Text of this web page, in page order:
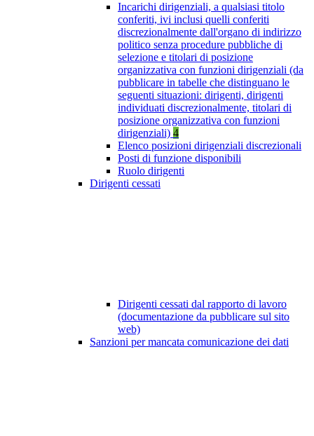
Incarichi dirigenziali, a qualsiasi titolo
conferiti, ivi inclusi quelli conferiti
discrezionalmente dall'organo di indirizzo
politico senza procedure pubbliche di
selezione e titolari di posizione
organizzativa con funzioni dirigenziali (da
pubblicare in tabelle che distinguano le
seguenti situazioni: dirigenti, dirigenti
individuati discrezionalmente, titolari di
posizione organizzativa con funzioni
dirigenziali) 4
Elenco posizioni dirigenziali discrezionali
Posti di funzione disponibili
Ruolo dirigenti
Dirigenti cessati
Dirigenti cessati dal rapporto di lavoro
(documentazione da pubblicare sul sito
web)
Sanzioni per mancata comunicazione dei dati